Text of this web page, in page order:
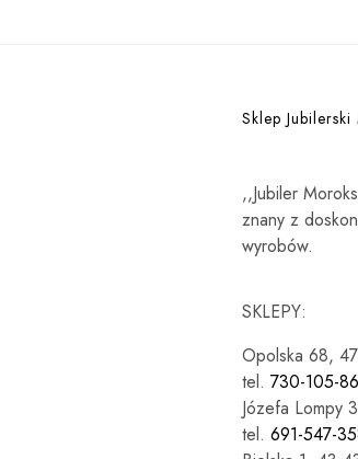
Sklep Jubilerski
,,Jubiler
znany z
wyrobów.
SKLEPY:
Opolska 68,
tel. 730-105-
Józefa Lompy
tel. 691-547-